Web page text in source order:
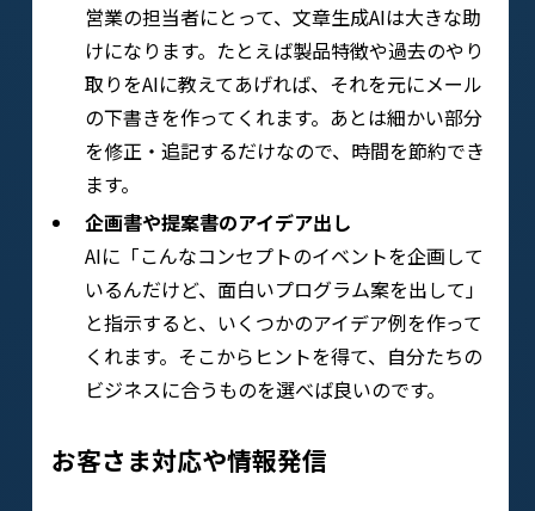
営業の担当者にとって、文章生成AIは大きな助
けになります。たとえば製品特徴や過去のやり
取りをAIに教えてあげれば、それを元にメール
の下書きを作ってくれます。あとは細かい部分
を修正・追記するだけなので、時間を節約でき
ます。
企画書や提案書のアイデア出し
AIに「こんなコンセプトのイベントを企画して
いるんだけど、面白いプログラム案を出して」
と指示すると、いくつかのアイデア例を作って
くれます。そこからヒントを得て、自分たちの
ビジネスに合うものを選べば良いのです。
お客さま対応や情報発信